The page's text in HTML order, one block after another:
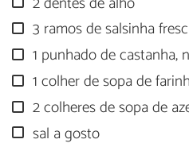
3 ramos de salsinha
1 punhado de castanha,
1 colher de sopa de
2 colheres de sopa de
sal a gosto